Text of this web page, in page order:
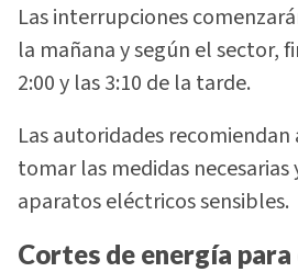
Las interrupciones
la mañana y según el sector,
2:00 y las 3:10 de la tarde.
Las autoridades
tomar las medidas
aparatos eléctricos sensibles.
Cortes de energía